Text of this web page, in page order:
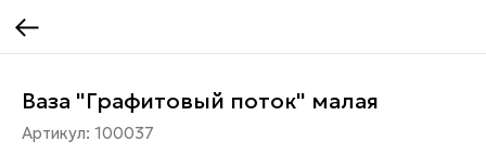
Ваза "Графитовый поток" малая
Артикул: 100037